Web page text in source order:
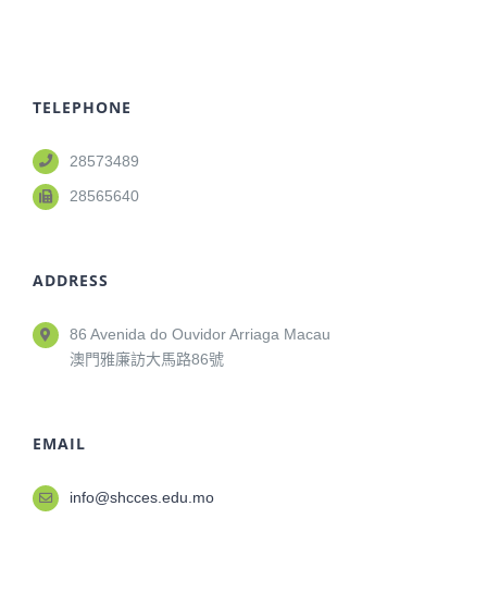
TELEPHONE
28573489
28565640
ADDRESS
86 Avenida do Ouvidor Arriaga Macau
澳門雅廉訪大馬路86號
EMAIL
info@shcces.edu.mo